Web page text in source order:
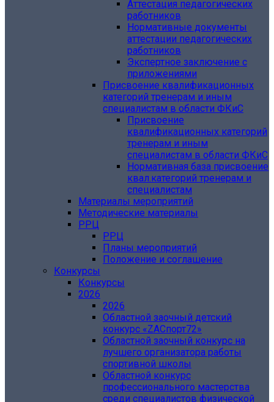
Аттестация педагогических
работников
Нормативные документы
аттестации педагогических
работников
Экспертное заключение с
приложениями
Присвоение квалификационных
категорий тренерам и иным
специалистам в области ФКиС
Присвоение
квалификационных категорий
тренерам и иным
специалистам в области ФКиС
Нормативная база присвоение
квал.категорий тренерам и
специалистам
Материалы мероприятий
Методические материалы
РРЦ
РРЦ
Планы мероприятий
Положение и соглашение
Конкурсы
Конкурсы
2026
2026
Областной заочный детский
конкурс «ZAСпорт72»
Областной заочный конкурс на
лучшего организатора работы
спортивной школы
Областной конкурс
профессионального мастерства
среди специалистов физической